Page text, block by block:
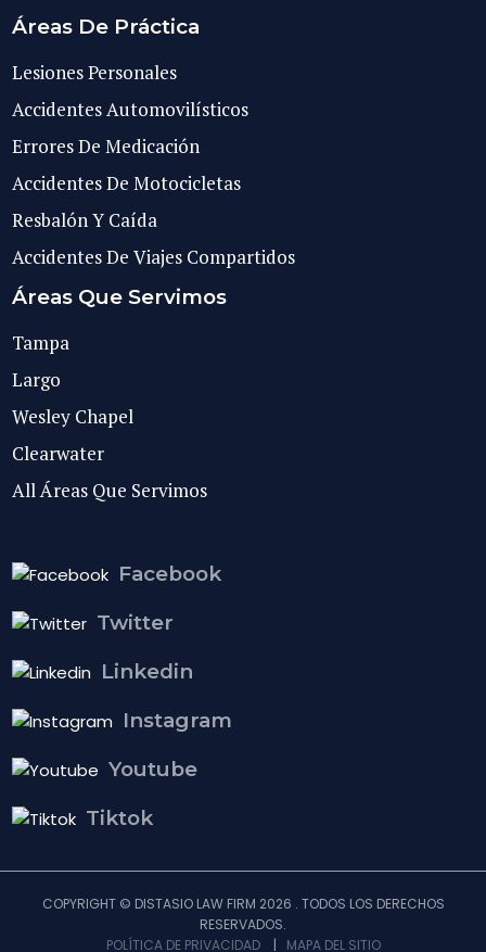
Áreas De Práctica
Lesiones Personales
Accidentes Automovilísticos
Errores De Medicación
Accidentes De Motocicletas
Resbalón Y Caída
Accidentes De Viajes Compartidos
Áreas Que Servimos
Tampa
Largo
Wesley Chapel
Clearwater
All Áreas Que Servimos
Facebook
Twitter
Linkedin
Instagram
Youtube
Tiktok
COPYRIGHT © DISTASIO LAW FIRM 2026 . TODOS LOS DERECHOS
RESERVADOS.
POLÍTICA DE PRIVACIDAD| MAPA DEL SITIO